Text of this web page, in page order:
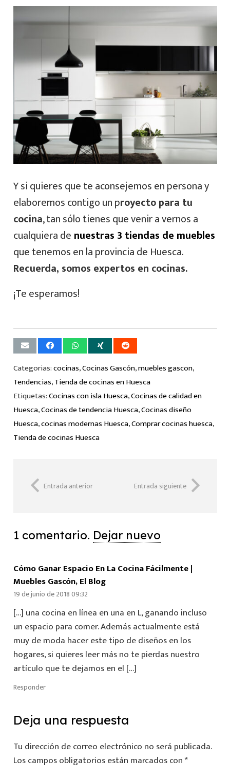
Y si quieres que te aconsejemos en persona y
elaboremos contigo un proyecto para tu
cocina, tan sólo tienes que venir a vernos a
cualquiera de nuestras 3 tiendas de muebles
que tenemos en la provincia de Huesca.
Recuerda, somos expertos en cocinas.
¡Te esperamos!
Categorias:cocinas,Cocinas Gascón,muebles gascon,
Tendencias,Tienda de cocinas en Huesca
Etiquetas:Cocinas con isla Huesca,Cocinas de calidad en
Huesca,Cocinas de tendencia Huesca,Cocinas diseño
Huesca,cocinas modernas Huesca,Comprar cocinas huesca,
Tienda de cocinas Huesca
Entrada anterior Entrada siguiente
1 comentario. Dejar nuevo
Cómo Ganar Espacio En La Cocina Fácilmente |
Muebles Gascón, El Blog
19 de junio de 2018 09:32
[…] una cocina en línea en una en L, ganando incluso
un espacio para comer. Además actualmente está
muy de moda hacer este tipo de diseños en los
hogares, si quieres leer más no te pierdas nuestro
artículo que te dejamos en el […]
Responder
Deja una respuesta
Tu dirección de correo electrónico no será publicada.
Los campos obligatorios están marcados con*